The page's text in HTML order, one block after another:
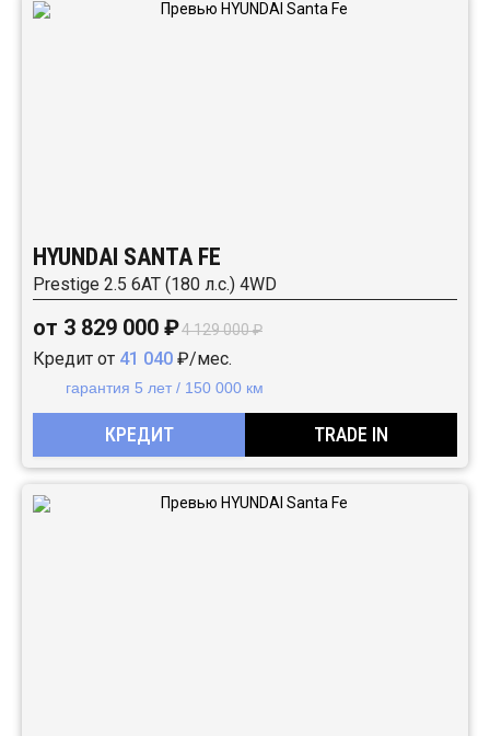
HYUNDAI SANTA FE
Prestige 2.5 6АТ (180 л.с.) 4WD
от 3 829 000 ₽4 129 000 ₽
Кредит от 41 040 ₽/мес.
гарантия 5 лет / 150 000 км
КРЕДИТ TRADE IN